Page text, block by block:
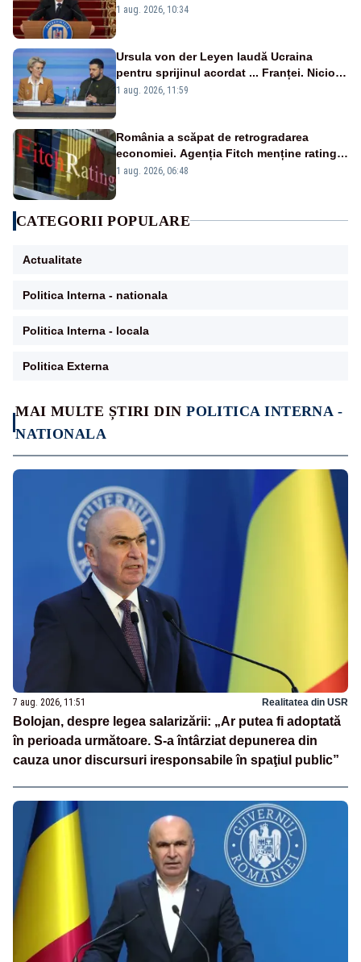
MAI MULTE ȘTIRI DINPOLITICA INTERNA -
NATIONALA
7 aug. 2026, 11:51 Realitatea din USR
Bolojan, despre legea salarizării: „Ar putea fi adoptată
în perioada următoare. S-a întârziat depunerea din
cauza unor discursuri iresponsabile în spaţiul public”
politic, România funcționează”
1 aug. 2026, 10:34
Ursula von der Leyen laudă Ucraina
pentru sprijinul acordat ... Franței. Nicio
reacție privind ajutorul energetic promis
1 aug. 2026, 11:59
România a scăpat de retrogradarea
economiei. Agenția Fitch menține ratingul
„BBB-” cu perspectivă negativă
1 aug. 2026, 06:48
CATEGORII POPULARE
Actualitate
Politica Interna - nationala
Politica Interna - locala
Politica Externa